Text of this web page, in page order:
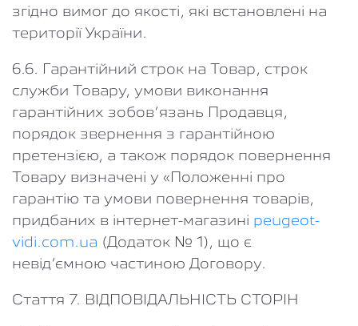
згідно вимог до якості, які встановлені на
території України.
6.6. Гарантійний строк на Товар, строк
служби Товару, умови виконання
гарантійних зобов’язань Продавця,
порядок звернення з гарантійною
претензією, а також порядок повернення
Товару визначені у «Положенні про
гарантію та умови повернення товарів,
придбаних в інтернет-магазині peugeot-
vidi.com.ua (Додаток № 1), що є
невід’ємною частиною Договору.
Стаття 7. ВІДПОВІДАЛЬНІСТЬ СТОРІН